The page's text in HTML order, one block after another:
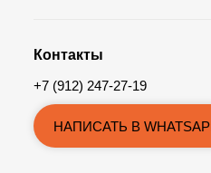
Контакты
+7 (912) 247-27-19
НАПИСАТЬ В